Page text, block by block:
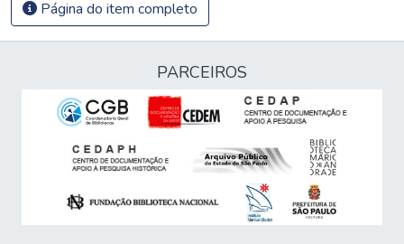
Página do item completo
PARCEIROS